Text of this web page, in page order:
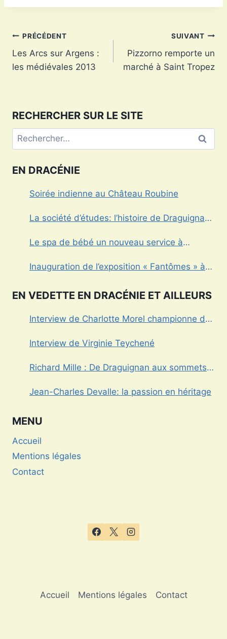
la
Navigation
de
PRÉCÉDENT
Les Arcs sur Argens :
les médiévales 2013
SUIVANT
Pizzorno remporte un
marché à Saint Tropez
RECHERCHER SUR LE SITE
Rechercher :
EN DRACÉNIE
Soirée indienne au Château Roubine
La société d’études: l’histoire de Draguignan
Le spa de bébé un nouveau service à
Inauguration de l’exposition « Fantômes » à
EN VEDETTE EN DRACÉNIE ET AILLEURS
Interview de Charlotte Morel championne de
Interview de Virginie Teychené
Richard Mille : De Draguignan aux sommets
Jean-Charles Devalle: la passion en héritage
MENU
Accueil
Mentions légales
Contact
Accueil Mentions légales Contact